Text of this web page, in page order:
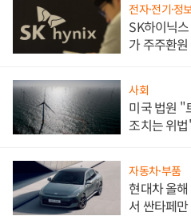
전자·전기·정
SK하이닉
가 주주환
사회
미국 법원 "
조치는 위
자동차·부품
현대차 올
서 싼타페